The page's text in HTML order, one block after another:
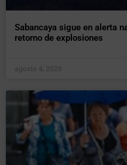
Sabancaya sigue en alerta
retorno de explosiones
agosto 4, 2026